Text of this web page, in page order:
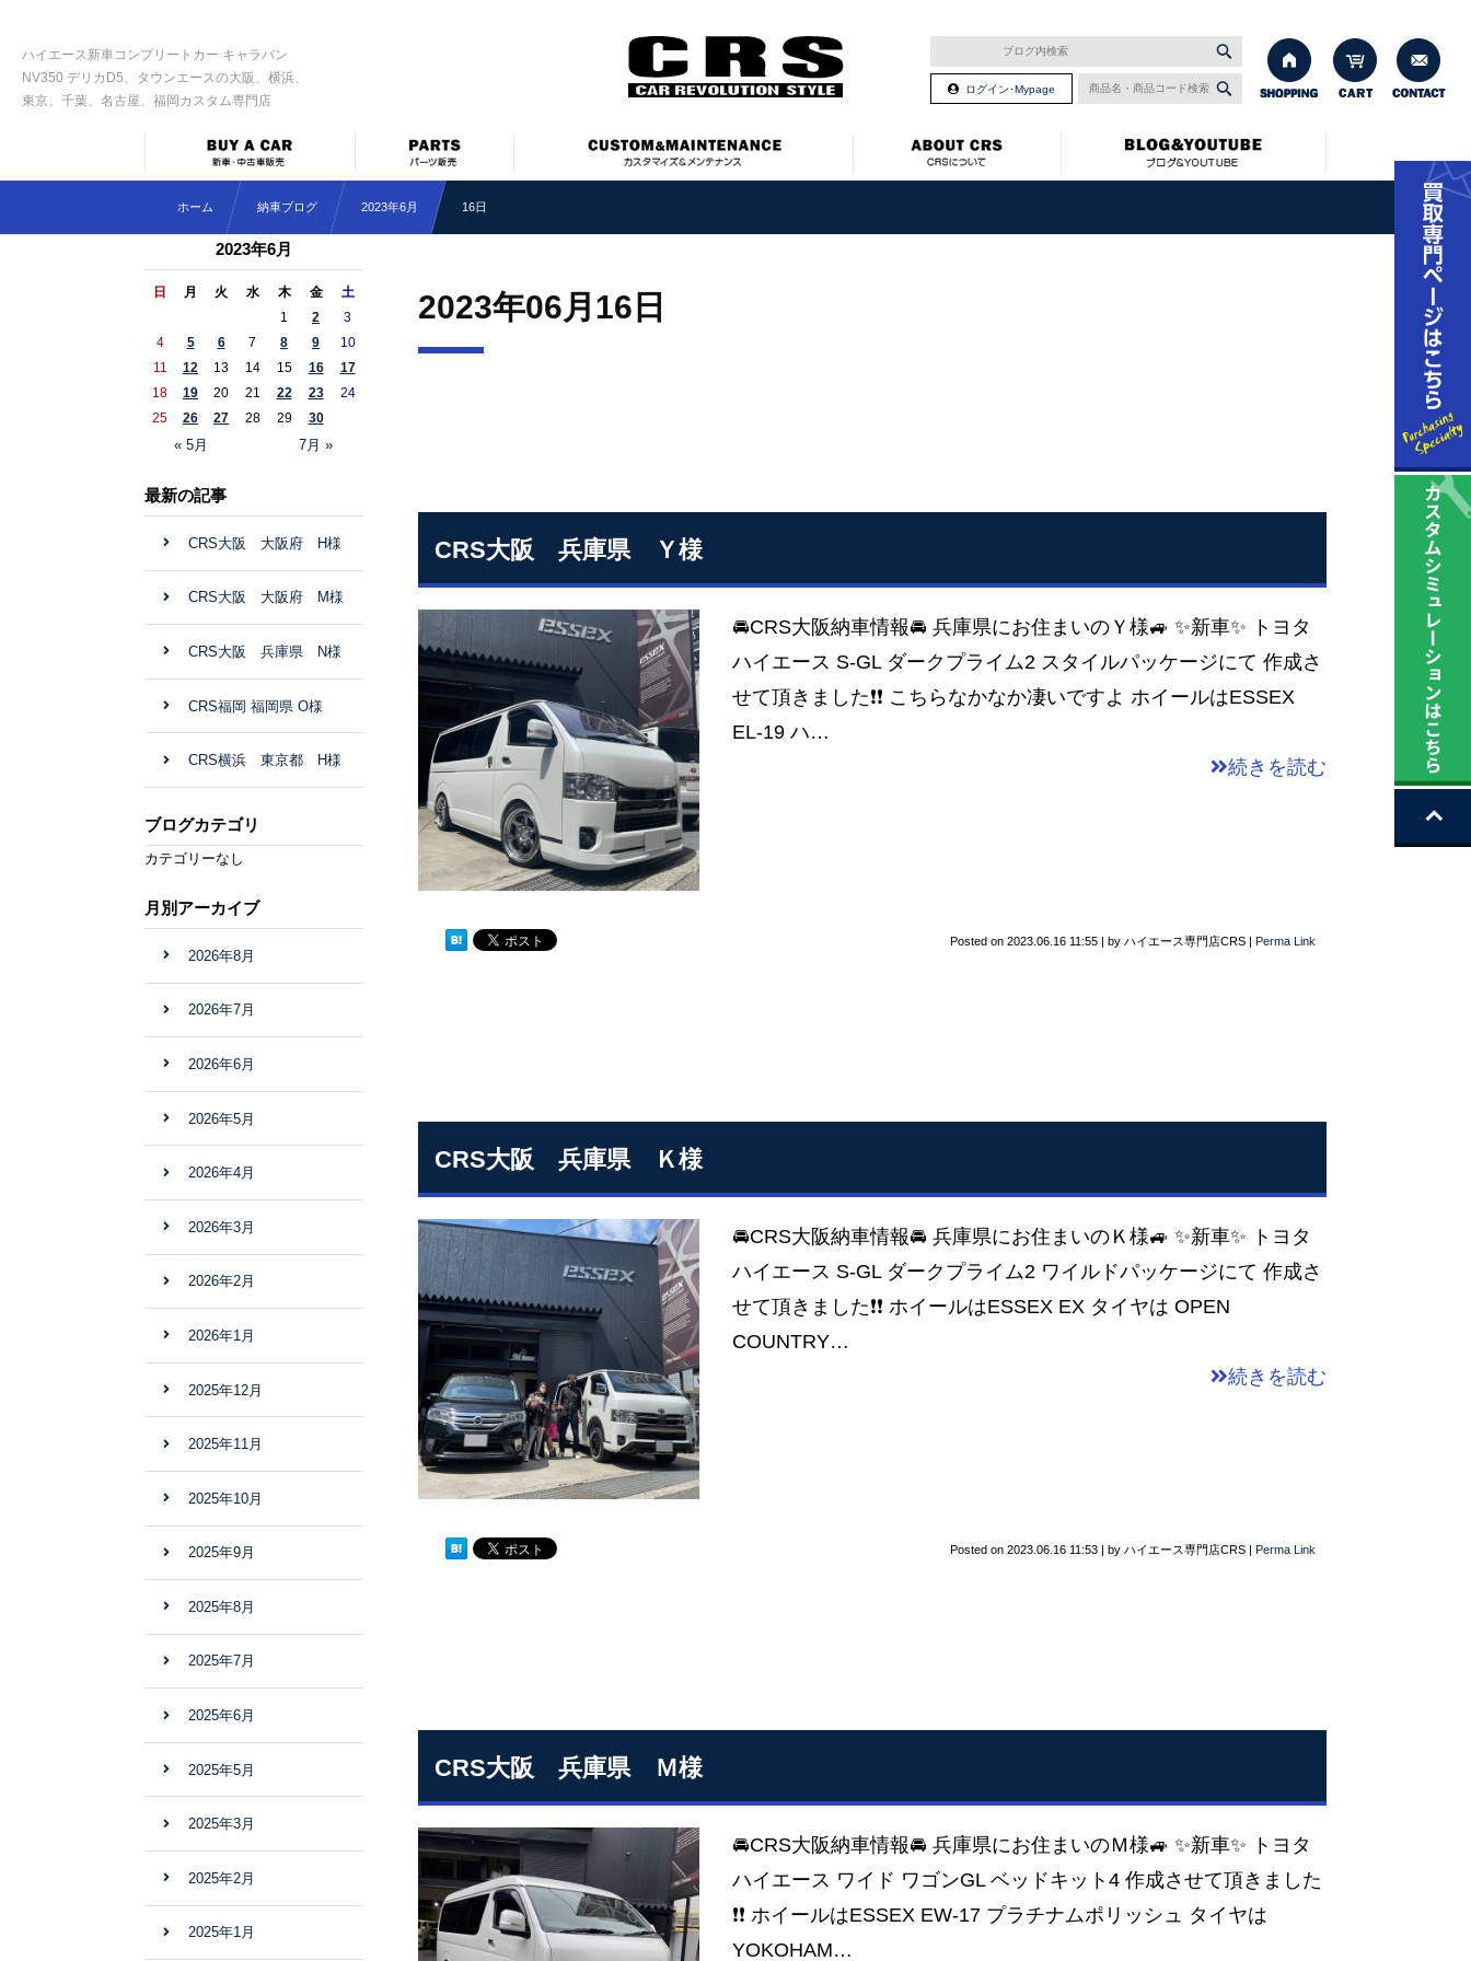
ハイエース新車コンプリートカー キャラバン
NV350 デリカD5、タウンエースの大阪、横浜、
東京、千葉、名古屋、福岡カスタム専門店
ログイン･Mypage
ホーム 納車ブログ 2023年6月 16日
2023年06月16日
CRS大阪 兵庫県 Ｙ様
🚘CRS大阪納車情報🚘 兵庫県にお住まいのＹ様🚙 ✨新車✨ トヨタ
ハイエース S-GL ダークプライム2 スタイルパッケージにて 作成さ
せて頂きました❗❗ こちらなかなか凄いですよ ホイールはESSEX
EL-19 ハ…
続きを読む
Posted on 2023.06.16 11:55 | by ハイエース専門店CRS | Perma Link
CRS大阪 兵庫県 Ｋ様
🚘CRS大阪納車情報🚘 兵庫県にお住まいのＫ様🚙 ✨新車✨ トヨタ
ハイエース S-GL ダークプライム2 ワイルドパッケージにて 作成さ
せて頂きました❗❗ ホイールはESSEX EX タイヤは OPEN
COUNTRY…
続きを読む
Posted on 2023.06.16 11:53 by ハイエース専門店CRS Perma Link
CRS大阪 兵庫県 Ｍ様
🚘CRS大阪納車情報🚘 兵庫県にお住まいのＭ様🚙 ✨新車✨ トヨタ
ハイエース ワイド ワゴンGL ベッドキット4 作成させて頂きました
❗❗ ホイールはESSEX EW-17 プラチナムポリッシュ タイヤは
YOKOHAM…
2023年6月
日 月 火 水 木 金 土
« 5月 7月 »
1 2
3
4
5 6 7 8 9
10
11
12 13 14 15 16
17
18
19 20 21 22 23
24
25
26 27 28 29 30
最新の記事
CRS大阪 大阪府 H様
CRS大阪 大阪府 M様
CRS大阪 兵庫県 N様
CRS福岡 福岡県 O様
CRS横浜 東京都 H様
ブログカテゴリ
カテゴリーなし
月別アーカイブ
2026年8月
2026年7月
2026年6月
2026年5月
2026年4月
2026年3月
2026年2月
2026年1月
2025年12月
2025年11月
2025年10月
2025年9月
2025年8月
2025年7月
2025年6月
2025年5月
2025年3月
2025年2月
2025年1月